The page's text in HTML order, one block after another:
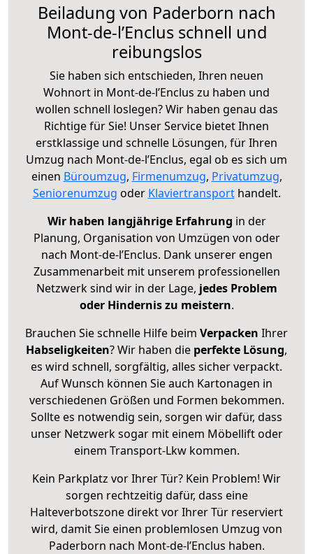
Beiladung von Paderborn nach
Mont-de-l’Enclus schnell und
reibungslos
Sie haben sich entschieden, Ihren neuen
Wohnort in Mont-de-l’Enclus zu haben und
wollen schnell loslegen? Wir haben genau das
Richtige für Sie! Unser Service bietet Ihnen
erstklassige und schnelle Lösungen, für Ihren
Umzug nach Mont-de-l’Enclus, egal ob es sich um
einen Büroumzug, Firmenumzug, Privatumzug,
Seniorenumzug oder Klaviertransporthandelt.
Wir haben langjährige Erfahrung in der
Planung, Organisation von Umzügen von oder
nach Mont-de-l’Enclus. Dank unserer engen
Zusammenarbeit mit unserem professionellen
Netzwerk sind wir in der Lage, jedes Problem
oder Hindernis zu meistern.
Brauchen Sie schnelle Hilfe beim Verpacken Ihrer
Habseligkeiten? Wir haben die perfekte Lösung,
es wird schnell, sorgfältig, alles sicher verpackt.
Auf Wunsch können Sie auch Kartonagen in
verschiedenen Größen und Formen bekommen.
Sollte es notwendig sein, sorgen wir dafür, dass
unser Netzwerk sogar mit einem Möbellift oder
einem Transport-Lkw kommen.
Kein Parkplatz vor Ihrer Tür? Kein Problem! Wir
sorgen rechtzeitig dafür, dass eine
Halteverbotszone direkt vor Ihrer Tür reserviert
wird, damit Sie einen problemlosen Umzug von
Paderborn nach Mont-de-l’Enclus haben.